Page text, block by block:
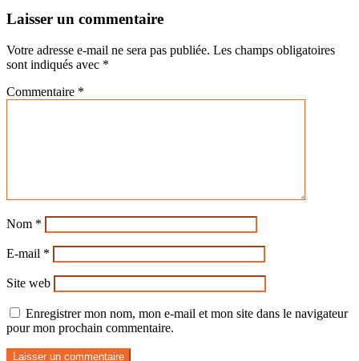
Laisser un commentaire
Votre adresse e-mail ne sera pas publiée. Les champs obligatoires
sont indiqués avec *
Commentaire *
Nom *
E-mail *
Site web
Enregistrer mon nom, mon e-mail et mon site dans le navigateur
pour mon prochain commentaire.